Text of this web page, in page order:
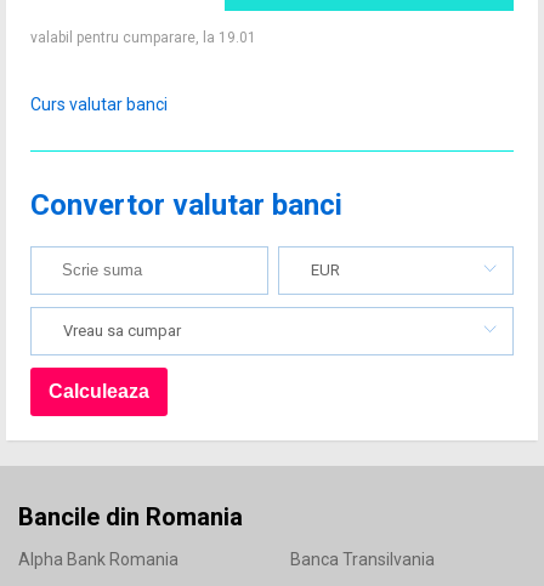
valabil pentru cumparare, la 19.01
Curs valutar banci
Convertor valutar banci
EUR
Vreau sa cumpar
Bancile din Romania
Alpha Bank Romania
Banca Transilvania